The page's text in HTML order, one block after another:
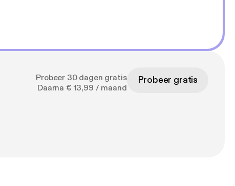
Probeer 30 dagen gratis
Daarna € 13,99 / maand
Probeer gratis